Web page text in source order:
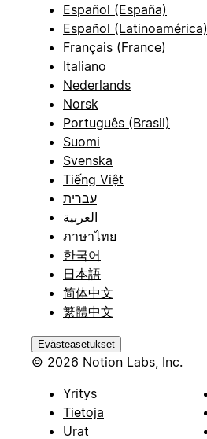
Español (España)
Español (Latinoamérica)
Français (France)
Italiano
Nederlands
Norsk
Português (Brasil)
Suomi
Svenska
Tiếng Việt
עברית
العربية
ภาษาไทย
한국어
日本語
简体中文
繁體中文
Evästeasetukset
© 2026 Notion Labs, Inc.
Yritys
Tietoja
Urat